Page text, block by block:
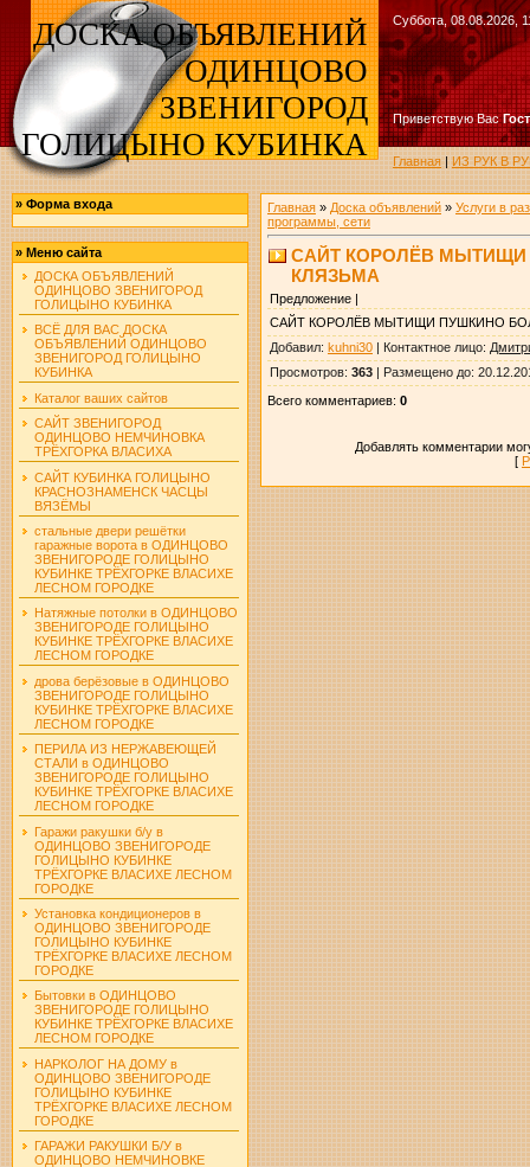
ДОСКА ОБЪЯВЛЕНИЙ
ОДИНЦОВО
ЗВЕНИГОРОД
ГОЛИЦЫНО КУБИНКА
Суббота, 08.08.2026,
Приветствую Вас
Главная|ИЗ РУК В
» Форма входа
» Меню сайта
ДОСКА ОБЪЯВЛЕНИЙ
ОДИНЦОВО ЗВЕНИГОРОД
ГОЛИЦЫНО КУБИНКА
ВСЁ ДЛЯ ВАС ДОСКА
ОБЪЯВЛЕНИЙ ОДИНЦОВО
ЗВЕНИГОРОД ГОЛИЦЫНО
КУБИНКА
Каталог ваших сайтов
САЙТ ЗВЕНИГОРОД
ОДИНЦОВО НЕМЧИНОВКА
ТРЁХГОРКА ВЛАСИХА
САЙТ КУБИНКА ГОЛИЦЫНО
КРАСНОЗНАМЕНСК ЧАСЦЫ
ВЯЗЁМЫ
стальные двери решётки
гаражные ворота в ОДИНЦОВО
ЗВЕНИГОРОДЕ ГОЛИЦЫНО
КУБИНКЕ ТРЁХГОРКЕ ВЛАСИХЕ
ЛЕСНОМ ГОРОДКЕ
Натяжные потолки в ОДИНЦОВО
ЗВЕНИГОРОДЕ ГОЛИЦЫНО
КУБИНКЕ ТРЁХГОРКЕ ВЛАСИХЕ
ЛЕСНОМ ГОРОДКЕ
дрова берёзовые в ОДИНЦОВО
ЗВЕНИГОРОДЕ ГОЛИЦЫНО
КУБИНКЕ ТРЁХГОРКЕ ВЛАСИХЕ
ЛЕСНОМ ГОРОДКЕ
ПЕРИЛА ИЗ НЕРЖАВЕЮЩЕЙ
СТАЛИ в ОДИНЦОВО
ЗВЕНИГОРОДЕ ГОЛИЦЫНО
КУБИНКЕ ТРЁХГОРКЕ ВЛАСИХЕ
ЛЕСНОМ ГОРОДКЕ
Гаражи ракушки б/у в
ОДИНЦОВО ЗВЕНИГОРОДЕ
ГОЛИЦЫНО КУБИНКЕ
ТРЁХГОРКЕ ВЛАСИХЕ ЛЕСНОМ
ГОРОДКЕ
Установка кондиционеров в
ОДИНЦОВО ЗВЕНИГОРОДЕ
ГОЛИЦЫНО КУБИНКЕ
ТРЁХГОРКЕ ВЛАСИХЕ ЛЕСНОМ
ГОРОДКЕ
Бытовки в ОДИНЦОВО
ЗВЕНИГОРОДЕ ГОЛИЦЫНО
КУБИНКЕ ТРЁХГОРКЕ ВЛАСИХЕ
ЛЕСНОМ ГОРОДКЕ
НАРКОЛОГ НА ДОМУ в
ОДИНЦОВО ЗВЕНИГОРОДЕ
ГОЛИЦЫНО КУБИНКЕ
ТРЁХГОРКЕ ВЛАСИХЕ ЛЕСНОМ
ГОРОДКЕ
ГАРАЖИ РАКУШКИ Б/У в
ОДИНЦОВО НЕМЧИНОВКЕ
Главная» Доска объявлений» Услуги в
программы, сети
САЙТ КОРОЛЁВ
КЛЯЗЬМА
Предложение |
САЙТ КОРОЛЁВ МЫТИЩИ ПУШКИНО
Добавил: kuhni30| Контактное лицо:
Просмотров: 363| Размещено до:
Всего комментариев: 0
Добавлять комментарии
[